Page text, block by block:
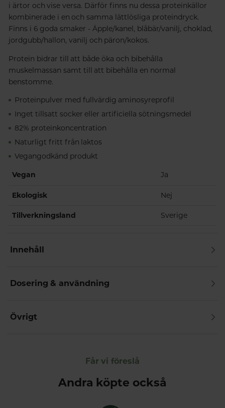
i ärtor och vise versa. Därför finns nu dessa proteinkällor
kombinerade i en och samma lättlösliga proteindryck.
Finns i 6 goda smaker - Äpple/kanel, blåbär/vanilj, choklad,
jordgubb/hallon, vanilj och päron/kokos.
Protein bidrar till att både öka och bibehålla
muskelmassan samt till att bibehålla en normal
benstomme.
Proteinpulver med fullvärdig aminosyreprofil
Inget tillsatt socker eller artificiella sötningsmedel
82% proteinkoncentration
Naturligt fritt från laktos
Vegangodkänd produkt
Vegan Ja
Ekologisk Nej
Tillverkningsland Sverige
Innehåll
Dosering & användning
Övrigt
Får vi föreslå
Andra köpte också